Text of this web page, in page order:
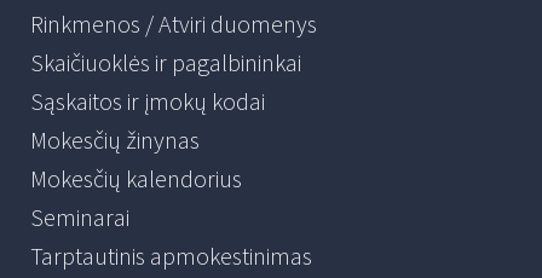
Rinkmenos / Atviri duomenys
Skaičiuoklės ir pagalbininkai
Sąskaitos ir įmokų kodai
Mokesčių žinynas
Mokesčių kalendorius
Seminarai
Tarptautinis apmokestinimas